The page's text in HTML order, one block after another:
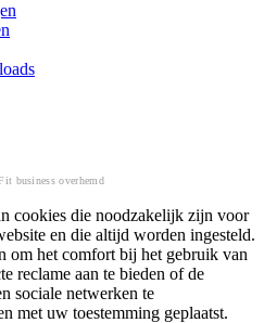
business overhemd
cookies die noodzakelijk zijn voor
en die altijd worden ingesteld.
om het comfort bij het gebruik van
reclame aan te bieden of de
sociale netwerken te
met uw toestemming geplaatst.